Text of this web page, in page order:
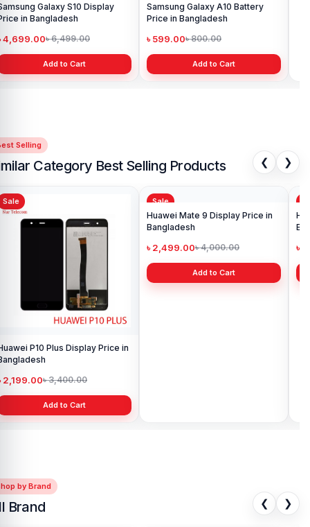
Galaxy S10 Display
in Bangladesh
4,699.00৳ 6,499.00
Add to Cart
Samsung Galaxy A10 Battery
Price in Bangladesh
৳ 599.00৳ 800.00
Add to Cart
Selling
Category Best Selling Products ❮ ❯
Sale
P10 Plus Display Price in
2,199.00৳ 3,400.00
Add to Cart
Sale
by Brand
Brand ❮ ❯